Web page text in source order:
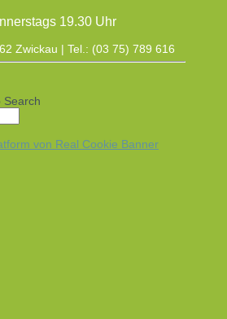
19.30 Uhr
Zwickau | Tel.: (03 75) 789 616
Search
von Real Cookie Banner